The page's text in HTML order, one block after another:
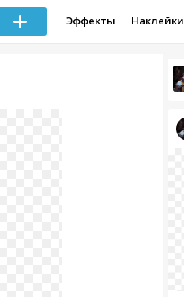
Эффекты Наклейки